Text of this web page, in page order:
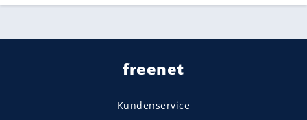
freenet
Kundenservice